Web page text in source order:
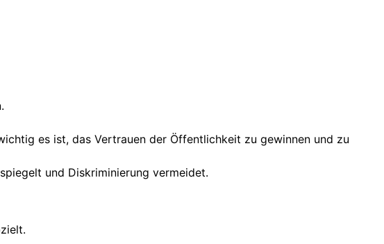
es ist, das Vertrauen der Öffentlichkeit zu gewinnen und zu
und Diskriminierung vermeidet.